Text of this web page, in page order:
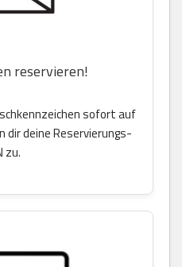
reservieren!
sofort auf
dir deine Reservierungs-
zu.